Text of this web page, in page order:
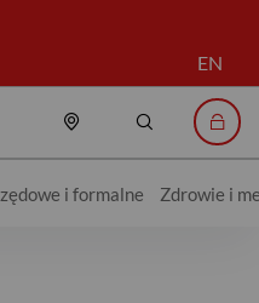
EN
i formalne Zdrowie i
Placówki i
Szukaj